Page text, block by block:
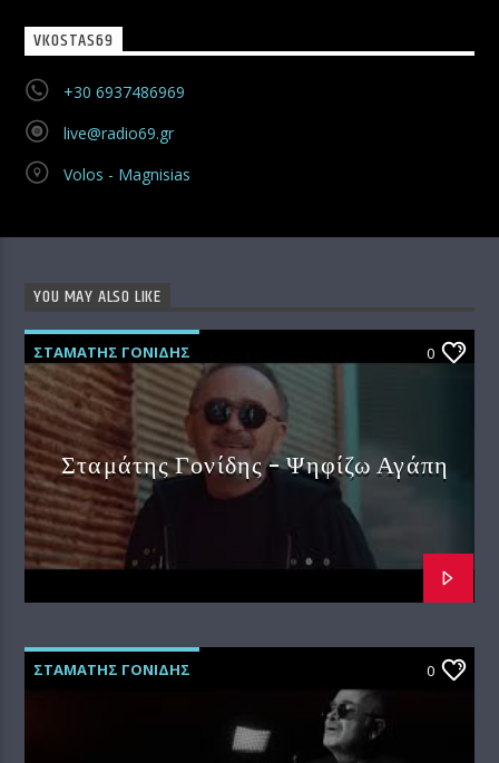
VKOSTAS69
+30 6937486969
live@radio69.gr
Volos - Magnisias
YOU MAY ALSO LIKE
ΣΤΑΜΑΤΗΣ ΓΟΝΙΔΗΣ 0
Σταμάτης Γονίδης – Ψηφίζω Αγάπη
ΣΤΑΜΑΤΗΣ ΓΟΝΙΔΗΣ 0